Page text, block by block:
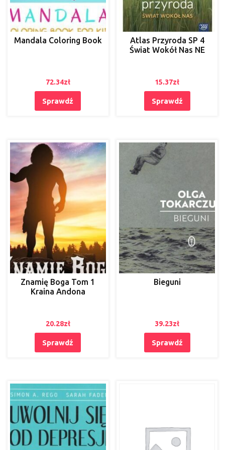
Mandala Coloring Book
72.34zł
Sprawdź
Atlas Przyroda SP 4
Świat Wokół Nas NE
15.37zł
Sprawdź
Znamię Boga Tom 1
Kraina Andona
20.28zł
Sprawdź
Bieguni
39.23zł
Sprawdź